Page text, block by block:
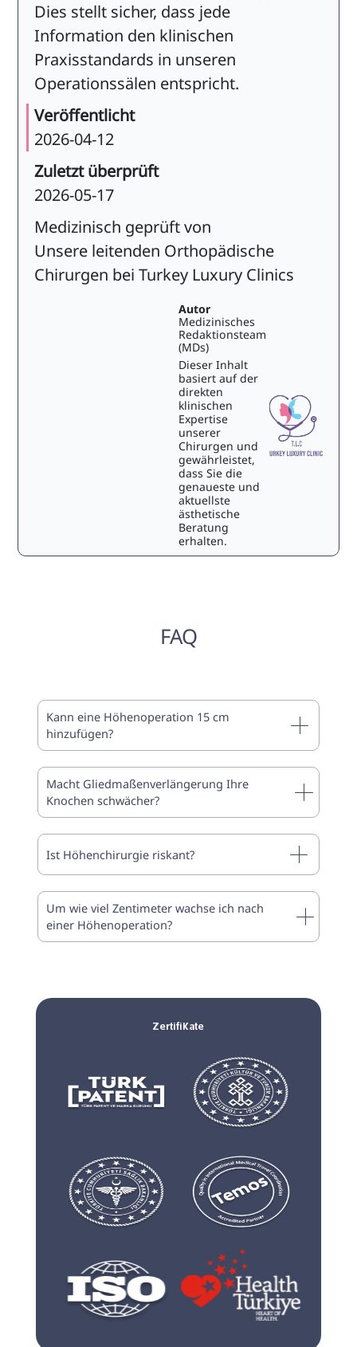
Dies stellt sicher, dass jede
Information den klinischen
Praxisstandards in unseren
Operationssälen entspricht.
Veröffentlicht
2026-04-12
Zuletzt überprüft
2026-05-17
Medizinisch geprüft von
Unsere leitenden Orthopädische
Chirurgen bei Turkey Luxury Clinics
Autor
Medizinisches
Redaktionsteam
(MDs)
Dieser Inhalt
basiert auf der
direkten
klinischen
Expertise
unserer
Chirurgen und
gewährleistet,
dass Sie die
genaueste und
aktuellste
ästhetische
Beratung
erhalten.
FAQ
Kann eine Höhenoperation 15 cm
hinzufügen?
Macht Gliedmaßenverlängerung Ihre
Knochen schwächer?
Ist Höhenchirurgie riskant?
Um wie viel Zentimeter wachse ich nach
einer Höhenoperation?
Zertifikate